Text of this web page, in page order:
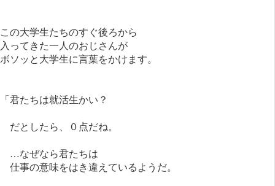
この大学生たちのすぐ後ろから
入ってきた一人のおじさんが
ボソッと大学生に言葉をかけます。
「君たちは就活生かい？
だとしたら、０点だね。
…なぜなら君たちは
仕事の意味をはき違えているようだ。